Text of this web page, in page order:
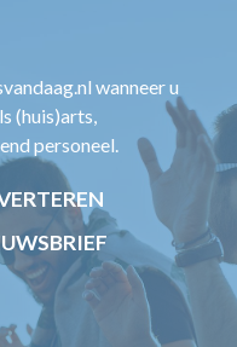
wanneer u
(huis)arts,
personeel.